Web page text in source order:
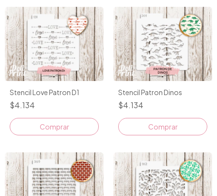
Stencil Love Patron D1
$4.134
Stencil Patron Dinos
$4.134